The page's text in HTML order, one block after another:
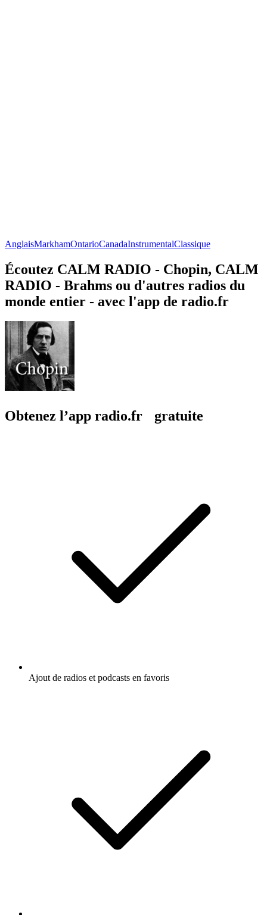
AnglaisMarkhamOntarioCanadaInstrumentalClassique
Écoutez CALM RADIO - Chopin, CALM
RADIO - Brahms ou d'autres radios du
monde entier - avec l'app de radio.fr
Obtenez l’app radio.fr gratuite
Ajout de radios et podcasts en favoris